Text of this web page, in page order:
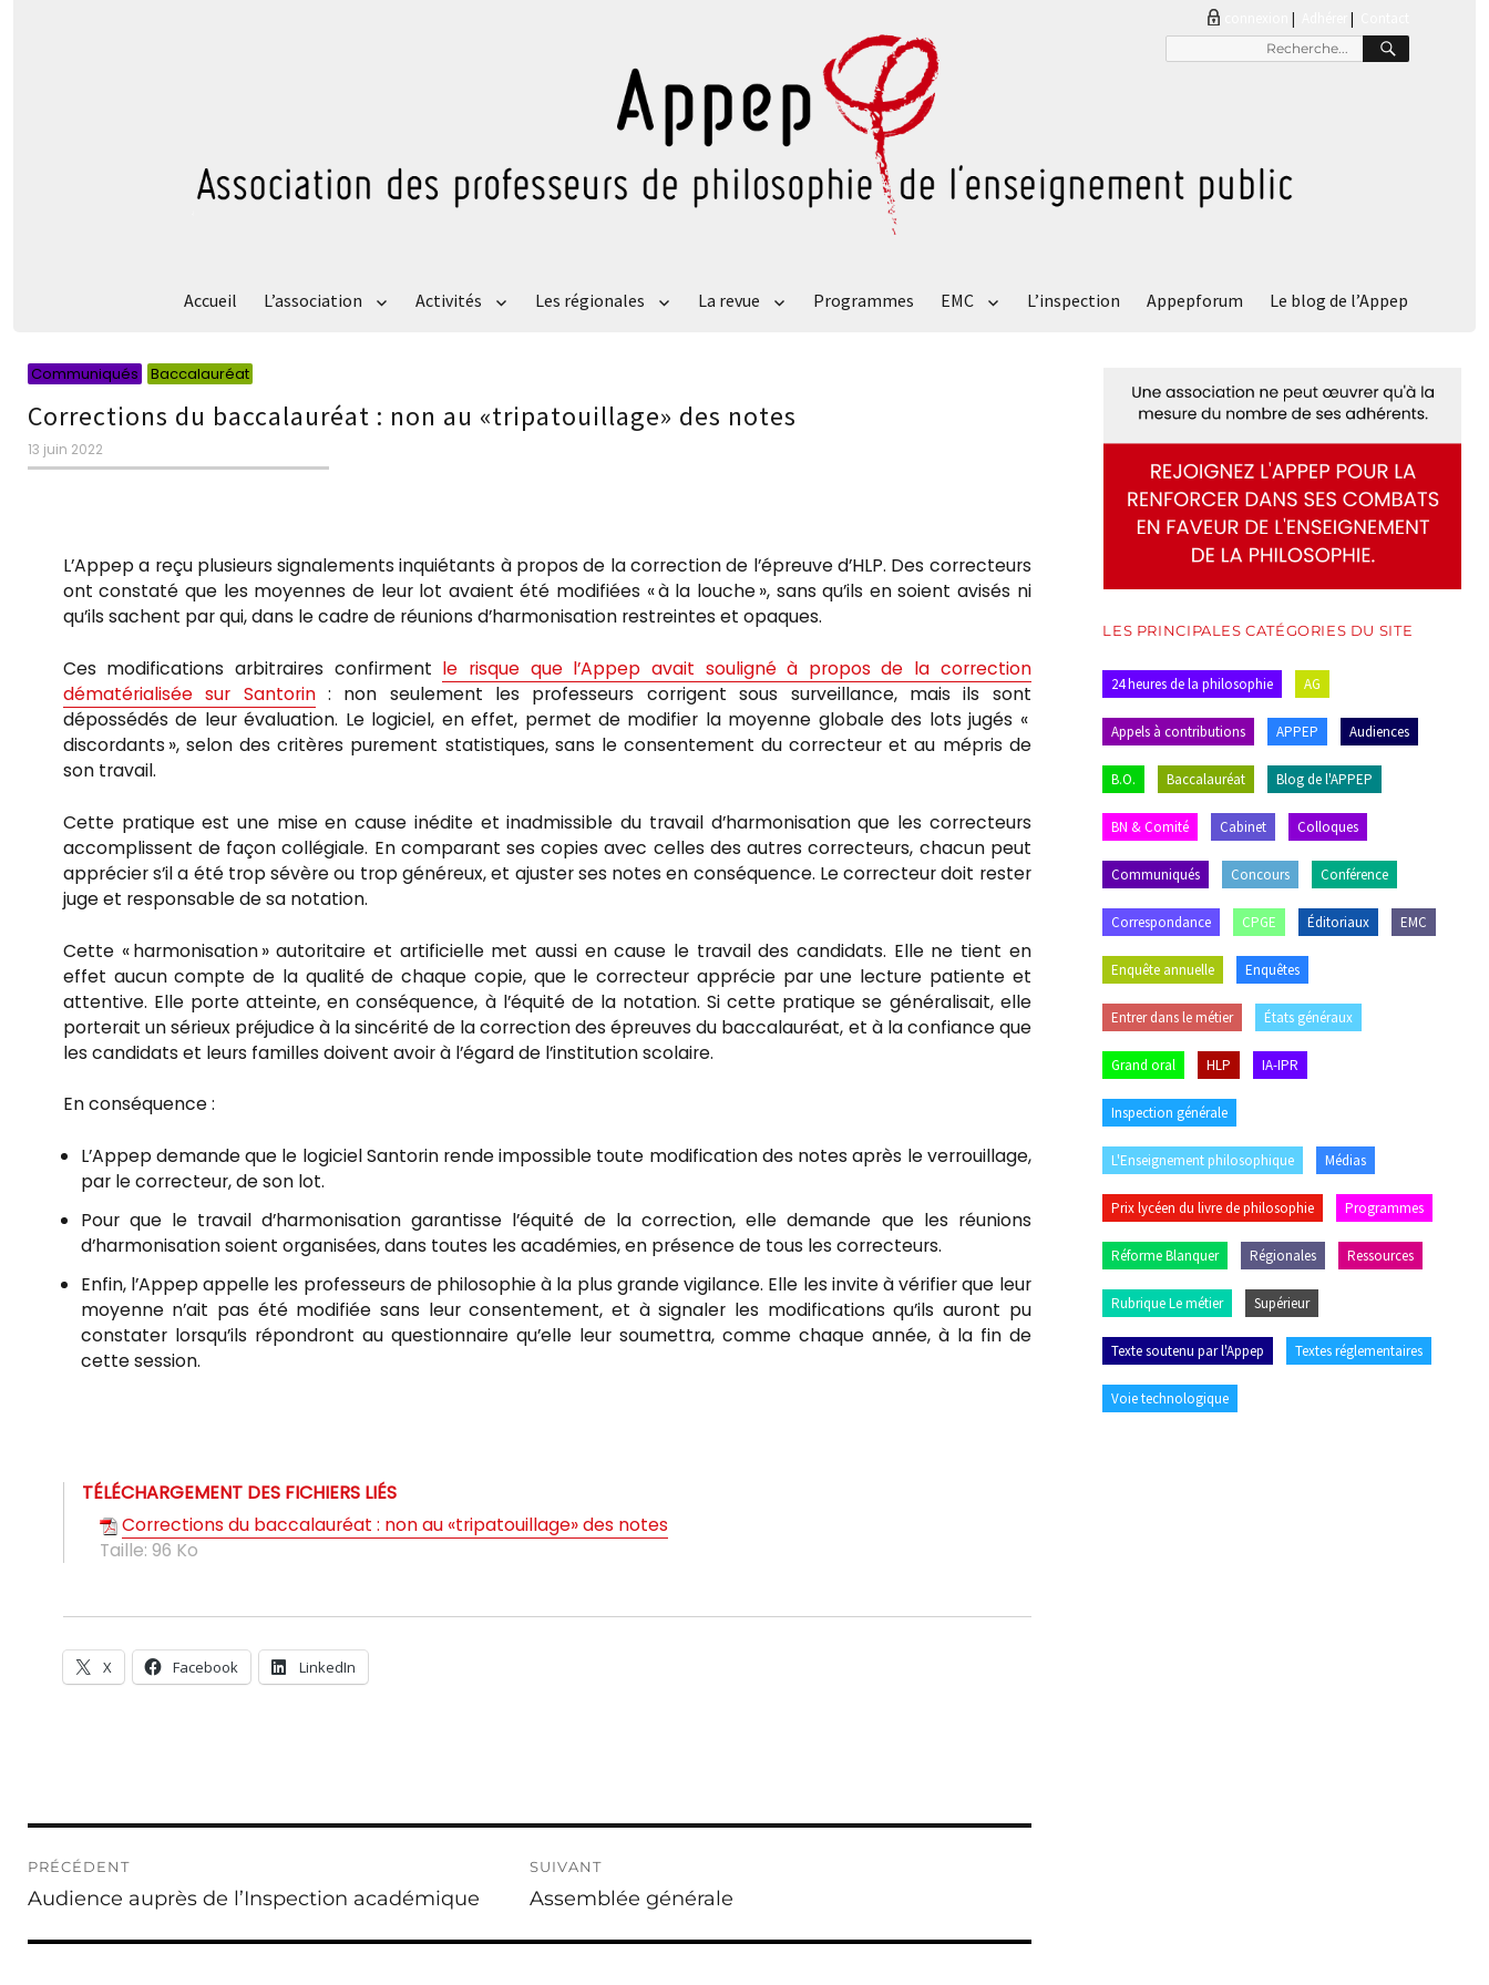
|
pour
Accueil L’association Activités Les régionales La revue Programmes EMC L’inspection Appepforum Le blog de l’Appep
Communiqués Baccalauréat
Corrections du baccalauréat : non au «tripatouillage» des notes
Publié
le
13 juin 2022
L’Appep a reçu plusieurs signalements inquiétants à propos de la correction de l’épreuve d’HLP. Des correcteurs
ont constaté que les moyennes de leur lot avaient été modifiées « à la louche », sans qu’ils en soient avisés ni
qu’ils sachent par qui, dans le cadre de réunions d’harmonisation restreintes et opaques.
Ces modifications arbitraires confirment le risque que l’Appep avait souligné à propos de la correction
dématérialisée sur Santorin: non seulement les professeurs corrigent sous surveillance, mais ils sont
dépossédés de leur évaluation. Le logiciel, en effet, permet de modifier la moyenne globale des lots jugés «
discordants », selon des critères purement statistiques, sans le consentement du correcteur et au mépris de
son travail.
Cette pratique est une mise en cause inédite et inadmissible du travail d’harmonisation que les correcteurs
accomplissent de façon collégiale. En comparant ses copies avec celles des autres correcteurs, chacun peut
apprécier s’il a été trop sévère ou trop généreux, et ajuster ses notes en conséquence. Le correcteur doit rester
juge et responsable de sa notation.
Cette « harmonisation » autoritaire et artificielle met aussi en cause le travail des candidats. Elle ne tient en
effet aucun compte de la qualité de chaque copie, que le correcteur apprécie par une lecture patiente et
attentive. Elle porte atteinte, en conséquence, à l’équité de la notation. Si cette pratique se généralisait, elle
porterait un sérieux préjudice à la sincérité de la correction des épreuves du baccalauréat, et à la confiance que
les candidats et leurs familles doivent avoir à l’égard de l’institution scolaire.
En conséquence :
L’Appep demande que le logiciel Santorin rende impossible toute modification des notes après le verrouillage,
par le correcteur, de son lot.
Pour que le travail d’harmonisation garantisse l’équité de la correction, elle demande que les réunions
d’harmonisation soient organisées, dans toutes les académies, en présence de tous les correcteurs.
Enfin, l’Appep appelle les professeurs de philosophie à la plus grande vigilance. Elle les invite à vérifier que leur
moyenne n’ait pas été modifiée sans leur consentement, et à signaler les modifications qu’ils auront pu
constater lorsqu’ils répondront au questionnaire qu’elle leur soumettra, comme chaque année, à la fin de
cette session.
TÉLÉCHARGEMENT DES FICHIERS LIÉS
Corrections du baccalauréat : non au «tripatouillage» des notes
Taille: 96 Ko
X Facebook LinkedIn
de
l’article
PRÉCÉDENT
Publication
Audience auprès de l’Inspection académique
SUIVANT
Publication
Assemblée générale
LES PRINCIPALES CATÉGORIES DU SITE
24 heures de la philosophie AG
Appels à contributions APPEP Audiences
B.O. Baccalauréat Blog de l'APPEP
BN & Comité Cabinet Colloques
Communiqués Concours Conférence
Correspondance CPGE Éditoriaux EMC
Enquête annuelle Enquêtes
Entrer dans le métier États généraux
Grand oral HLP IA-IPR
Inspection générale
L'Enseignement philosophique Médias
Prix lycéen du livre de philosophie Programmes
Réforme Blanquer Régionales Ressources
Rubrique Le métier Supérieur
Texte soutenu par l'Appep Textes réglementaires
Voie technologique